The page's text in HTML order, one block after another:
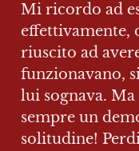
Mi ricordo ad
effettivamente,
riuscito ad
funzionavano,
lui sognava.
sempre un
solitudine!